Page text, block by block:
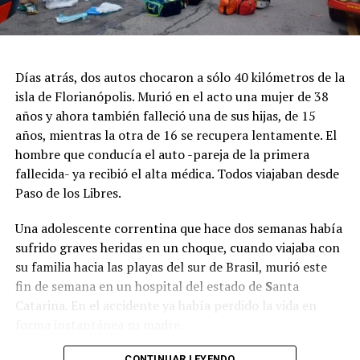
sostuvo.
durante los meses de mayor actividad turística.
“Tuvimos un gran acompañamiento de la UTOI, la
Patrulla Municipal, Tránsito e Inspección, todos
trabajando para que la nocturnidad fuera segura y no
tuvimos mayores dificultades”, explicó.
Además, puso en valor las instancias de coordinación
visibles para el público. “Hay un trabajo de mesas de
coordinación que no siempre se ve: reuniones
permanentes con los productores de eventos, con el
Ministerio de Seguridad de la Provincia, el COM y la
UTOI. Son encuentros que se realizan de manera
Días atrás, dos autos chocaron a sólo 40 kilómetros de la
isla de Florianópolis. Murió en el acto una mujer de 38
años y ahora también falleció una de sus hijas, de 15
años, mientras la otra de 16 se recupera lentamente. El
hombre que conducía el auto -pareja de la primera
fallecida- ya recibió el alta médica. Todos viajaban desde
Paso de los Libres.
Una adolescente correntina que hace dos semanas había
sufrido graves heridas en un choque, cuando viajaba con
su familia hacia las playas del sur de Brasil, murió este
fin de semana en un hospital del estado de Santa
Catarina. En el accidente ya había perdido la vida en